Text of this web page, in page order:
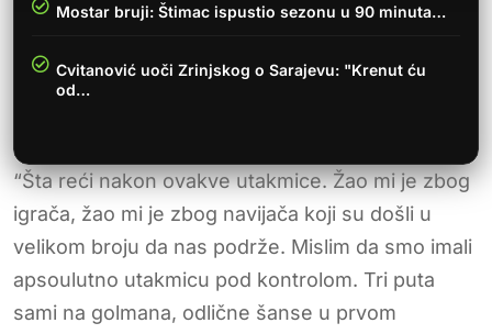
Mostar bruji: Štimac ispustio sezonu u 90 minuta…
Cvitanović uoči Zrinjskog o Sarajevu: "Krenut ću
od…
“Šta reći nakon ovakve utakmice. Žao mi je zbog
igrača, žao mi je zbog navijača koji su došli u
velikom broju da nas podrže. Mislim da smo imali
apsoulutno utakmicu pod kontrolom. Tri puta
sami na golmana, odlične šanse u prvom